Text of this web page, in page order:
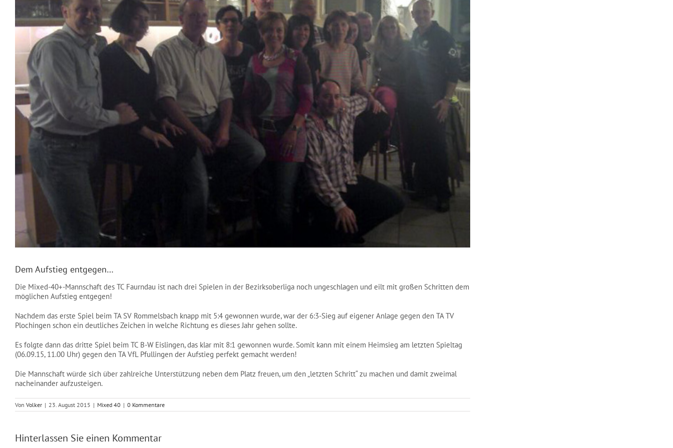
Dem Aufstieg entgegen…
Die Mixed-40+-Mannschaft des TC Faurndau ist nach drei Spielen in der Bezirksoberliga noch ungeschlagen und eilt mit großen Schritten dem
möglichen Aufstieg entgegen!
Nachdem das erste Spiel beim TA SV Rommelsbach knapp mit 5:4 gewonnen wurde, war der 6:3-Sieg auf eigener Anlage gegen den TA TV
Plochingen schon ein deutliches Zeichen in welche Richtung es dieses Jahr gehen sollte.
Es folgte dann das dritte Spiel beim TC B-W Eislingen, das klar mit 8:1 gewonnen wurde. Somit kann mit einem Heimsieg am letzten Spieltag
(06.09.15, 11.00 Uhr) gegen den TA VfL Pfullingen der Aufstieg perfekt gemacht werden!
Die Mannschaft würde sich über zahlreiche Unterstützung neben dem Platz freuen, um den „letzten Schritt“ zu machen und damit zweimal
nacheinander aufzusteigen.
Von Volker | 23. August 2015 | Mixed 40 | 0 Kommentare
Hinterlassen Sie einen Kommentar